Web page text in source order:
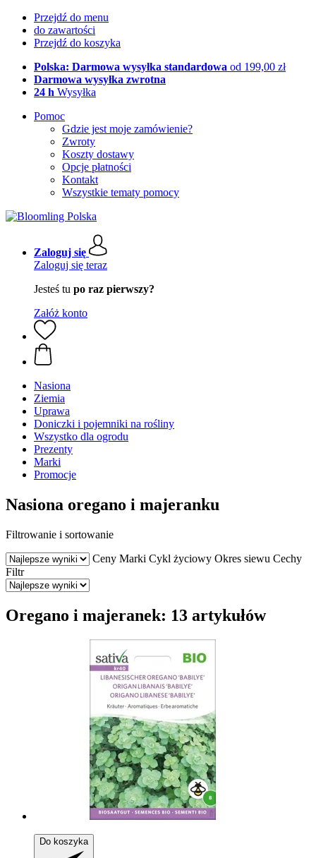
Przejdź do menu
do zawartości
Przejdź do koszyka
Polska: Darmowa wysyłka standardowa od 199,00 zł
Darmowa wysyłka zwrotna
24 h Wysyłka
Pomoc
Gdzie jest moje zamówienie?
Zwroty
Koszty dostawy
Opcje płatności
Kontakt
Wszystkie tematy pomocy
Zaloguj się
Zaloguj się teraz
Jesteś tu po raz pierwszy?
Załóż konto
Nasiona
Ziemia
Uprawa
Doniczki i pojemniki na rośliny
Wszystko dla ogrodu
Prezenty
Marki
Promocje
Nasiona oregano i majeranku
Filtrowanie i sortowanie
Ceny Marki Cykl życiowy Okres siewu Cechy
Filtr
Oregano i majeranek: 13 artykułów
Do koszyka